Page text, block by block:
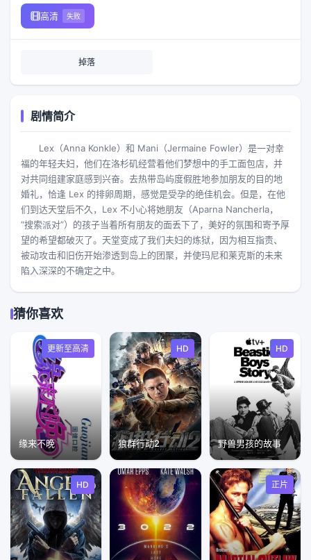
高清 失败
掉落
剧情简介
Lex（Anna Konkle）和 Mani（Jermaine Fowler）是一对幸
福的年轻夫妇，他们在洛杉矶经营着他们梦想中的手工面包店，并
对共同组建家庭感到兴奋。去热带岛屿度假胜地参加朋友的目的地
婚礼，恰逢 Lex 的排卵周期，感觉是受孕的绝佳机会。但是，在他
们到达天堂后不久，Lex 不小心将她朋友（Aparna Nancherla，
“搜索派对”）的孩子当着所有朋友的面丢下了，美好的氛围和寄予厚
望的希望都破灭了。天堂变成了我们夫妇的炼狱，因为相互指责、
被动攻击和旧伤开始渗透到岛上的团聚，并使玛尼和莱克斯的未来
陷入深深的不确定之中。
猜你喜欢
更新至高清
缘来不晚
HD
狼群行动2
HD
野兽男孩的故事
HD 正片